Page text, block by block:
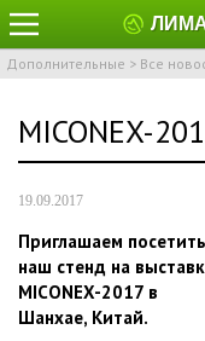
Дополнительные > Все
MICONEX-
19.09.2017
Приглашаем посетить
наш стенд на
MICONEX-2017 в
Шанхае, Китай.